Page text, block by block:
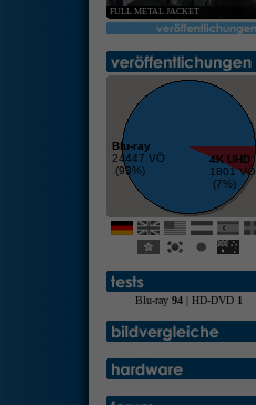
FULL METAL JACKET
Blu-ray
24447 VÖ
(93%)
4K UHD
1801 VÖ
(7%)
Blu-ray 94| HD-DVD 1